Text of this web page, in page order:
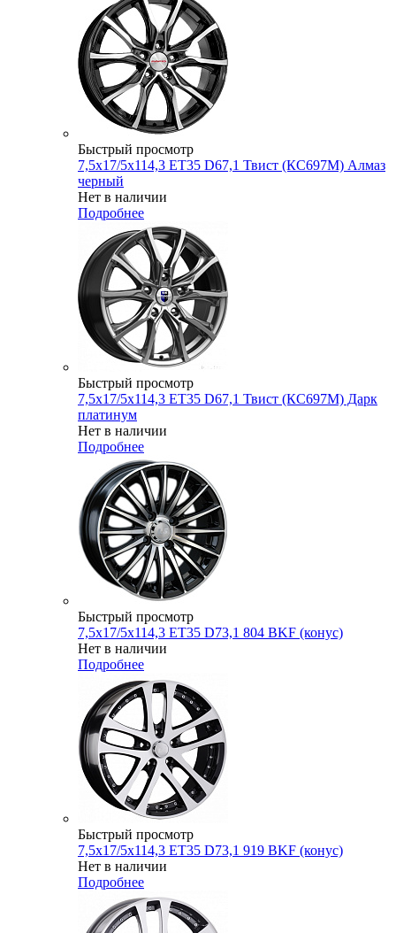
Быстрый просмотр
7,5x17/5x114,3 ET35 D67,1 Твист (КС697М) Алмаз
черный
Нет в наличии
Подробнее
Быстрый просмотр
7,5x17/5x114,3 ET35 D67,1 Твист (КС697М) Дарк
платинум
Нет в наличии
Подробнее
Быстрый просмотр
7,5x17/5x114,3 ET35 D73,1 804 BKF (конус)
Нет в наличии
Подробнее
Быстрый просмотр
7,5x17/5x114,3 ET35 D73,1 919 BKF (конус)
Нет в наличии
Подробнее